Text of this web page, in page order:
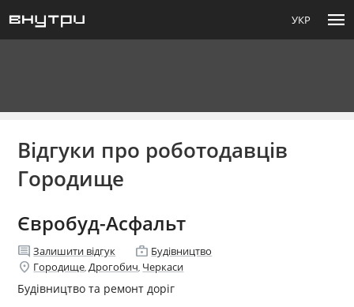
УКР menu
Відгуки про роботодавців
Городище
Євробуд-Асфальт
comment Залишити відгук enterprise Будівництво
location_on Городище,Дрогобич, Черкаси
Будівництво та ремонт доріг